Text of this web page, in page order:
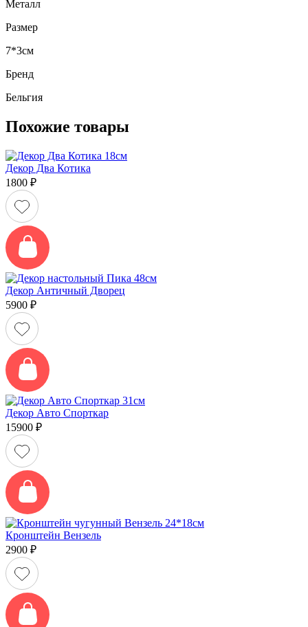
Металл
Размер
7*3см
Бренд
Бельгия
Похожие товары
Декор Два Котика
1800 ₽
Декор Античный Дворец
5900 ₽
Декор Авто Спорткар
15900 ₽
Кронштейн Вензель
2900 ₽